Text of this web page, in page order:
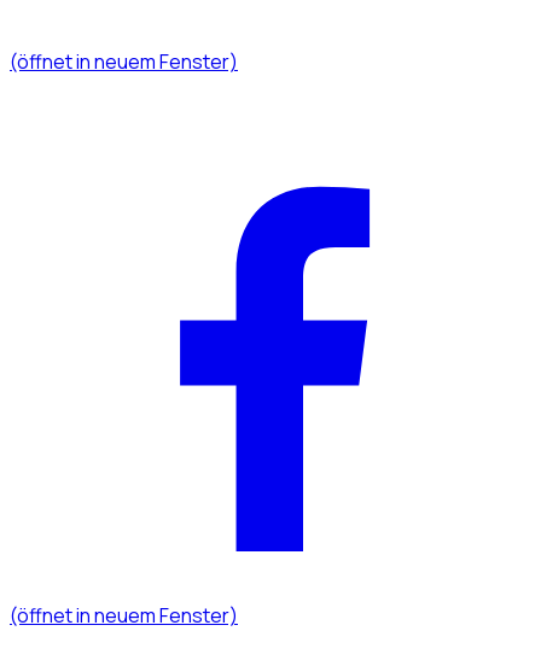
(öffnet in neuem Fenster)
(öffnet in neuem Fenster)